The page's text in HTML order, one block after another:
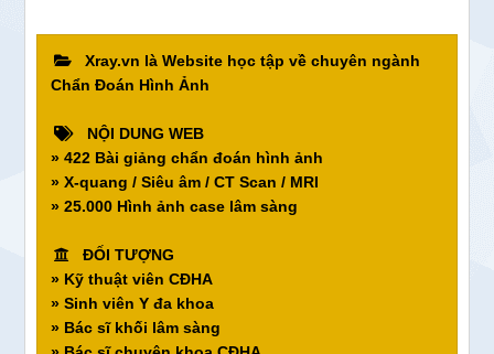
Xray.vn là Website học tập về chuyên ngành
Chẩn Đoán Hình Ảnh
NỘI DUNG WEB
» 422 Bài giảng chẩn đoán hình ảnh
» X-quang / Siêu âm / CT Scan / MRI
» 25.000 Hình ảnh case lâm sàng
ĐỐI TƯỢNG
» Kỹ thuật viên CĐHA
» Sinh viên Y đa khoa
» Bác sĩ khối lâm sàng